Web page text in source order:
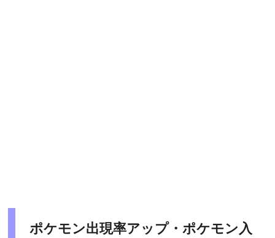
ポケモン出現率アップ・ポケモン入